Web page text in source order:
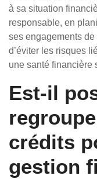
à sa situation
responsable, en
ses engagements
d’éviter les risques
une santé financière
Est-il
crédits
gestion